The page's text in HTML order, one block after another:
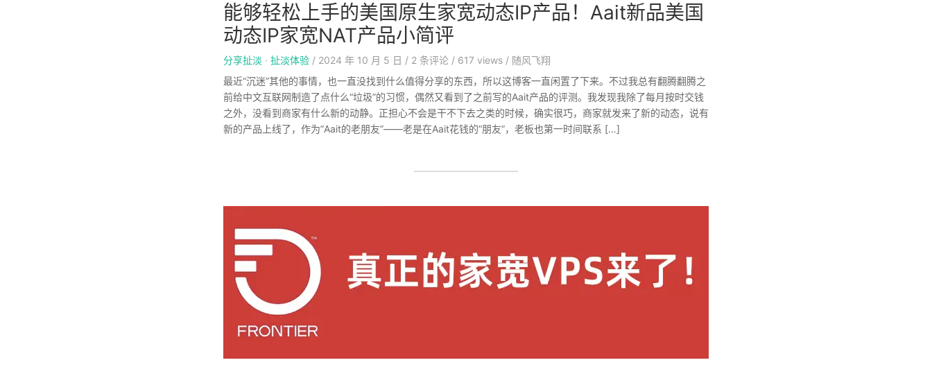
能够轻松上手的美国原生家宽动态IP产品！Aait新品美国
动态IP家宽NAT产品小简评
分享扯淡 · 扯淡体验 / 2024 年 10 月 5 日 / 2 条评论 / 617 views / 随风飞翔
最近“沉迷”其他的事情，也一直没找到什么值得分享的东西，所以这博客一直闲置了下来。不过我总有翻腾翻腾之
前给中文互联网制造了点什么“垃圾”的习惯，偶然又看到了之前写的Aait产品的评测。我发现我除了每月按时交钱
之外，没看到商家有什么新的动静。正担心不会是干不下去之类的时候，确实很巧，商家就发来了新的动态，说有
新的产品上线了，作为”Aait的老朋友”——老是在Aait花钱的“朋友”，老板也第一时间联系 […]